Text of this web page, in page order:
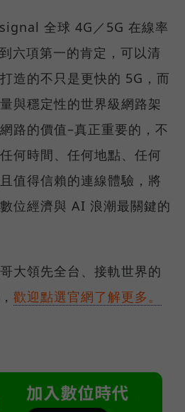
全球 4G／5G 在線率
六項第一的肯定，可以清
造的不只是更快的 5G，而
與穩定性的世界級網路架
路的價值–真正重要的，不
何時間、任何地點、任何
值得信賴的連線體驗，將
位經濟與 AI 浪潮最關鍵的
大領先全台、接軌世界的
歡迎點選官網了解更多。